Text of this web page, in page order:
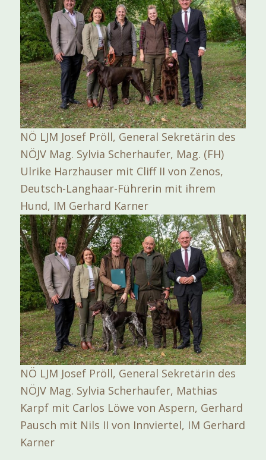
NÖ LJM Josef Pröll, General Sekretärin des
NÖJV Mag. Sylvia Scherhaufer, Mag. (FH)
Ulrike Harzhauser mit Cliff II von Zenos,
Deutsch-Langhaar-Führerin mit ihrem
Hund, IM Gerhard Karner
NÖ LJM Josef Pröll, General Sekretärin des
NÖJV Mag. Sylvia Scherhaufer, Mathias
Karpf mit Carlos Löwe von Aspern, Gerhard
Pausch mit Nils II von Innviertel, IM Gerhard
Karner